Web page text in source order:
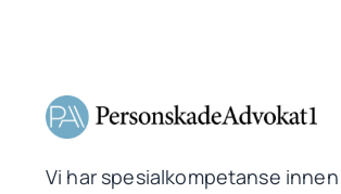
Vi har spesialkompetanse innen